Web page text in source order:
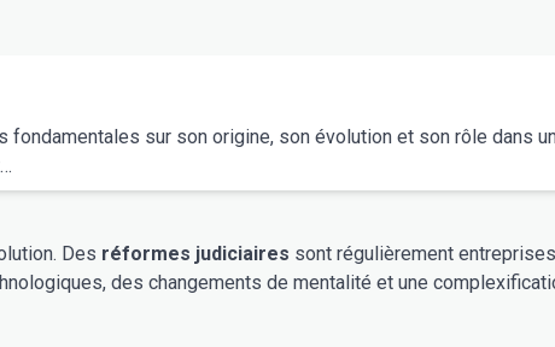
sur son origine, son évolution et son rôle dans
évolution. Des réformes judiciaires sont régulièrement
des changements de mentalité et une